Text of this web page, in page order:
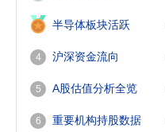
3
半导体板块活跃
4 沪深资金流向
5 A股估值分析全览
6 重要机构持股数据